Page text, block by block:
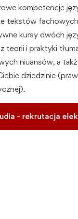
kompetencje
tekstów
kursy dwóch
teorii i praktyki
niuansów, a
dziedzinie
- rekrutacja